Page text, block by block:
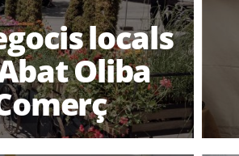
locals
Oliba